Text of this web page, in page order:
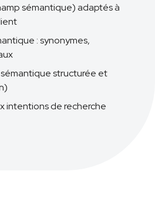
sémantique) adaptés à
: synonymes,
structurée et
intentions de recherche